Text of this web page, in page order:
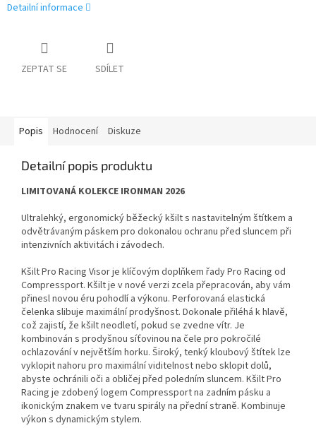
Detailní informace
ZEPTAT SE SDÍLET
Popis Hodnocení Diskuze
Detailní popis produktu
LIMITOVANÁ KOLEKCE IRONMAN 2026
Ultralehký, ergonomický běžecký kšilt s nastavitelným štítkem a
odvětrávaným páskem pro dokonalou ochranu před sluncem při
intenzivních aktivitách i závodech.
Kšilt Pro Racing Visor je klíčovým doplňkem řady Pro Racing od
Compressport. Kšilt je v nové verzi zcela přepracován, aby vám
přinesl novou éru pohodlí a výkonu. Perforovaná elastická
čelenka slibuje maximální prodyšnost. Dokonale přiléhá k hlavě,
což zajistí, že kšilt neodletí, pokud se zvedne vítr. Je
kombinován s prodyšnou síťovinou na čele pro pokročilé
ochlazování v největším horku. Široký, tenký kloubový štítek lze
vyklopit nahoru pro maximální viditelnost nebo sklopit dolů,
abyste ochránili oči a obličej před poledním sluncem. Kšilt Pro
Racing je zdobený logem Compressport na zadním pásku a
ikonickým znakem ve tvaru spirály na přední straně. Kombinuje
výkon s dynamickým stylem.